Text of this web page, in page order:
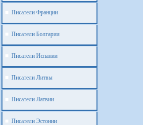
Писатели Франции
Писатели Болгарии
Писатели Испании
Писатели Литвы
Писатели Латвии
Писатели Эстонии